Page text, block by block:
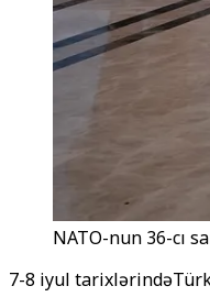
NATO-nun 36-cı
7-8 iyul